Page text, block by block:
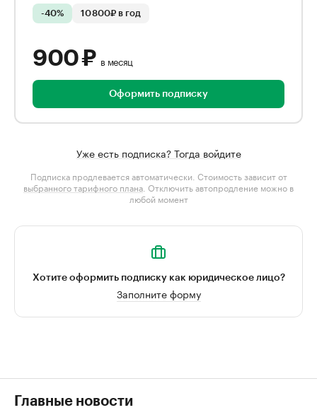
-40% 10 800₽ в год
900 ₽ в месяц
Оформить подписку
Уже есть подписка? Тогда войдите
Подписка продлевается автоматически. Стоимость зависит от
выбранного тарифного плана . Отключить автопродление можно в
любой момент
Хотите оформить подписку как юридическое лицо?
Заполните форму
Главные новости